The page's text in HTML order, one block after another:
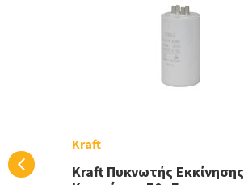
Kraft
Kraft Πυκνωτής Εκκίνησης